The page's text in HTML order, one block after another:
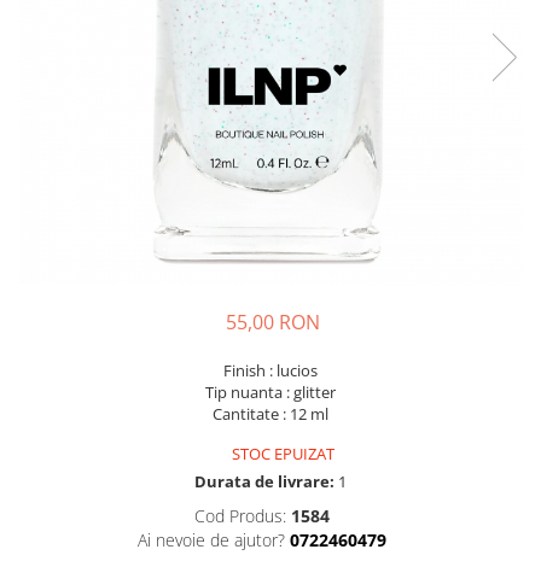
55,00 RON
Finish : lucios
Tip nuanta : glitter
Cantitate : 12 ml
STOC EPUIZAT
Durata de livrare: 1
Cod Produs: 1584
Ai nevoie de ajutor? 0722460479